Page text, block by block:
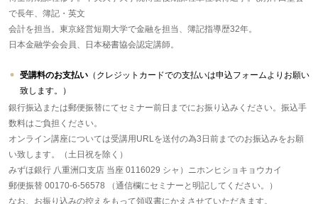
で長年、簿記・英文
会計を担当。東京経営短期大学で金融を担当、簿記指導歴32年。
日本金融学会会員、日本秘書協会認定講師。
受講料のお支払い （クレジットカードでの支払いは申込フォームよりお願い
致します。）
銀行振込または郵便振替にてセミナー前日までにお振り込みください。振込手
数料はご負担ください。
オンライン講座については受講用URLを送付の為3日前までのお振込みをお願
い致します。（土日祝を除く）
みずほ銀行 八重洲口支店 当座 0116029 シャ）ニホンヒショキョウカイ
郵便振替 00170-6-56578 （通信欄にセミナーと明記してください。）
なお、お振り込みの控えをもって領収書にかえさせていただきます。